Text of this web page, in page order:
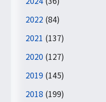
2022 (84)
2021 (137)
2020 (127)
2019 (145)
2018 (199)